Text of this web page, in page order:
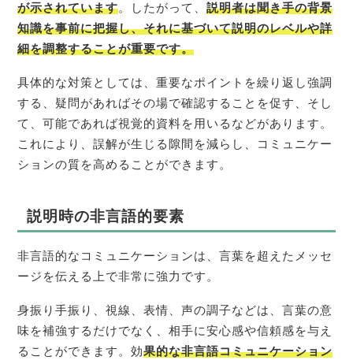
が示されています。したがって、説明者は聞き手の背景
知識を事前に把握し、それに基づいて説明のレベルや詳
細を調整することが重要です。
具体的な対策としては、重要なポイントを繰り返し強調
する、疑問があればその場で確認することを促す、そし
て、可能であれば視覚的資料を用いるなどがあります。
これにより、誤解が生じる隙間を減らし、コミュニケー
ションの質を高めることができます。
説明時の非言語的要素
非言語的なコミュニケーションは、言葉を超えたメッセ
ージを伝える上で非常に強力です。
身振り手振り、視線、表情、声の調子などは、言葉の意
味を補強するだけでなく、相手に安心感や信頼感を与え
ることができます。効果的な非言語コミュニケーション